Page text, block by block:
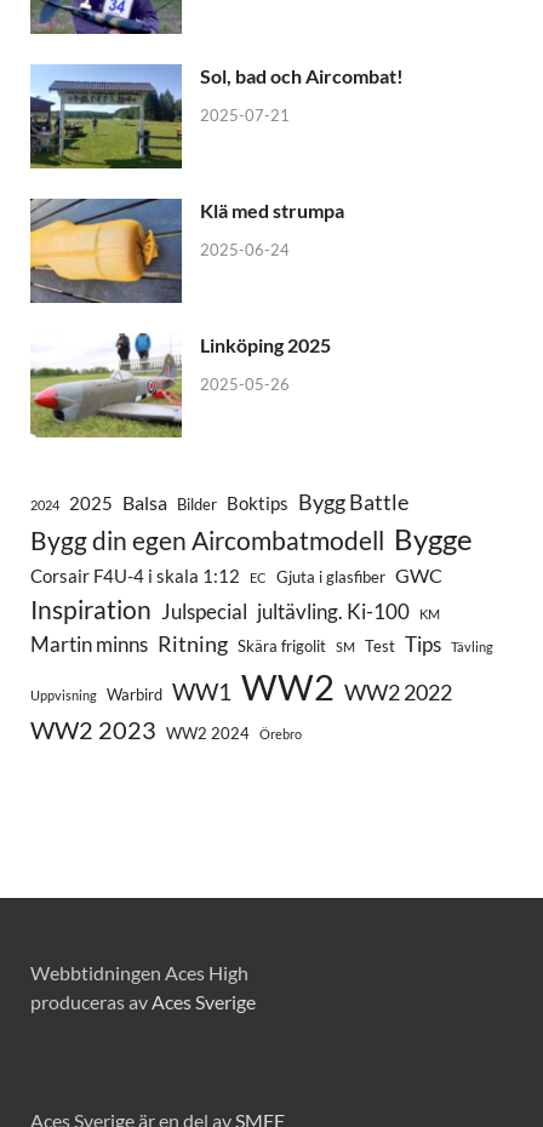
Sol, bad och Aircombat!
2025-07-21
Klä med strumpa
2025-06-24
Linköping 2025
2025-05-26
2024 2025 Balsa Bilder Boktips Bygg Battle
Bygg din egen Aircombatmodell Bygge
Corsair F4U-4 i skala 1:12 EC Gjuta i glasfiber GWC
Inspiration Julspecial jultävling. Ki-100 KM
Martin minns Ritning Skära frigolit SM Test Tips Tävling
Uppvisning Warbird WW1 WW2 WW2 2022
WW2 2023 WW2 2024 Örebro
Webbtidningen Aces High
produceras avAces Sverige
Aces Sverige är en del avSMFF